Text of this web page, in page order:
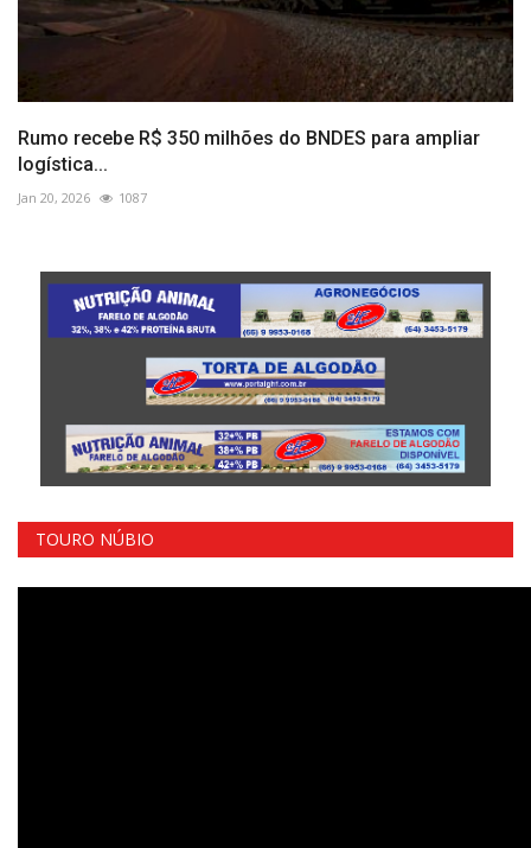
Rumo recebe R$ 350 milhões do BNDES para ampliar
logística...
Jan 20, 2026 1087
TOURO NÚBIO